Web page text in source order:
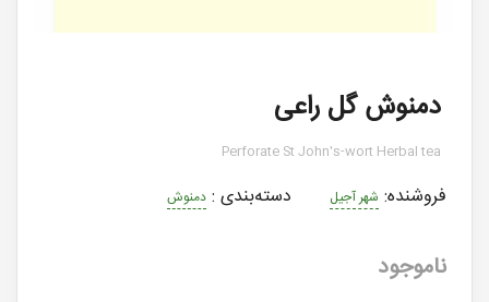
دمنوش گل راعی
Perforate St John's-wort Herbal tea
فروشنده: شهر آجیل دسته‌بندی : دمنوش
ناموجود